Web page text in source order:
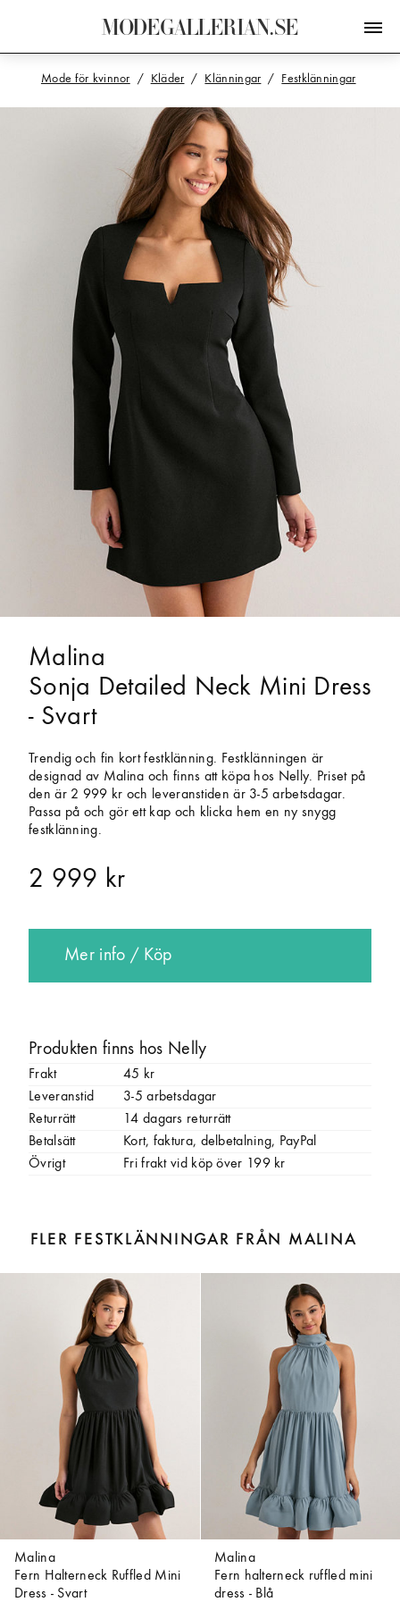
MODEGALLERIAN.SE
Mode för kvinnor Kläder Klänningar Festklänningar
Malina
Sonja Detailed Neck Mini Dress
- Svart
Trendig och fin kort festklänning. Festklänningen är
designad av Malina och finns att köpa hos Nelly. Priset på
den är 2 999 kr och leveranstiden är 3-5 arbetsdagar.
Passa på och gör ett kap och klicka hem en ny snygg
festklänning.
2 999 kr
Mer info / Köp
Produkten finns hos Nelly
Frakt
45 kr
Leveranstid
3-5 arbetsdagar
Returrätt
14 dagars returrätt
Betalsätt
Kort, faktura, delbetalning, PayPal
Övrigt
Fri frakt vid köp över 199 kr
FLER FESTKLÄNNINGAR FRÅN MALINA
Malina
Fern Halterneck Ruffled Mini
Dress - Svart
Malina
Fern halterneck ruffled mini
dress - Blå